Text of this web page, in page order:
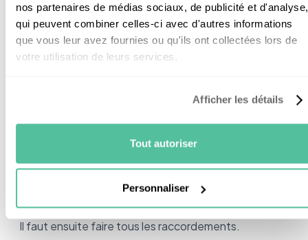
nos partenaires de médias sociaux, de publicité et d'analyse,
qui peuvent combiner celles-ci avec d'autres informations
que vous leur avez fournies ou qu'ils ont collectées lors de
votre utilisation de leurs services.
Afficher les détails
Tout autoriser
Personnaliser
de fixer les splits au mur selon les étapes que je vous
détaille ici :
Perçage d’un trou pour que les canalisations
Il faut ensuite faire tous les raccordements.